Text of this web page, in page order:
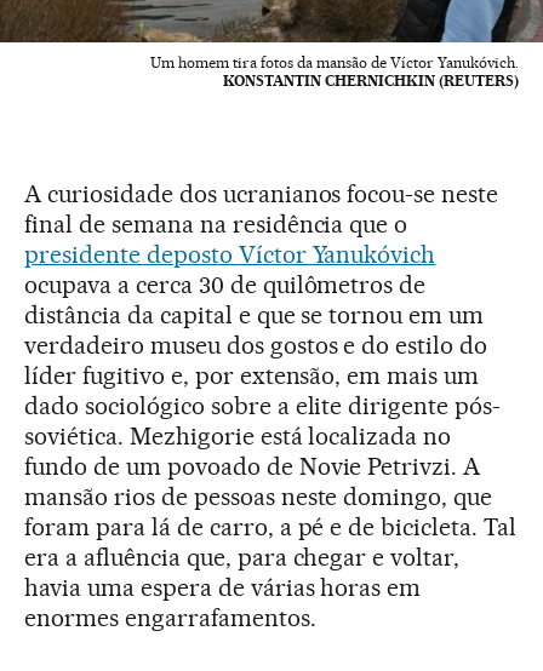
Um homem tira fotos da mansão de Víctor Yanukóvich.
KONSTANTIN CHERNICHKIN (REUTERS)
A curiosidade dos ucranianos focou-se neste
final de semana na residência que o
presidente deposto Víctor Yanukóvich
ocupava a cerca 30 de quilômetros de
distância da capital e que se tornou em um
verdadeiro museu dos gostos e do estilo do
líder fugitivo e, por extensão, em mais um
dado sociológico sobre a elite dirigente pós-
soviética. Mezhigorie está localizada no
fundo de um povoado de Novie Petrivzi. A
mansão rios de pessoas neste domingo, que
foram para lá de carro, a pé e de bicicleta. Tal
era a afluência que, para chegar e voltar,
havia uma espera de várias horas em
enormes engarrafamentos.